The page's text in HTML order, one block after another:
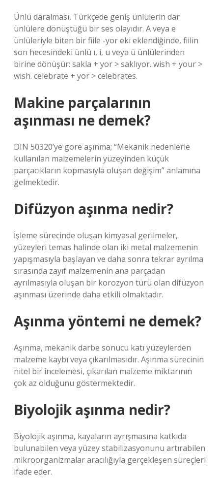
Ünlü daralması, Türkçede geniş ünlülerin dar
ünlülere dönüştüğü bir ses olayıdır. A veya e
ünlüleriyle biten bir fiile -yor eki eklendiğinde, fiilin
son hecesindeki ünlü ı, i, u veya ü ünlülerinden
birine dönüşür: sakla + yor > saklıyor. wish + your >
wish. celebrate + yor > celebrates.
Makine parçalarının
aşınması ne demek?
DIN 50320’ye göre aşınma; “Mekanik nedenlerle
kullanılan malzemelerin yüzeyinden küçük
parçacıkların kopmasıyla oluşan değişim” anlamına
gelmektedir.
Difüzyon aşınma nedir?
İşleme sürecinde oluşan kimyasal gerilmeler,
yüzeyleri temas halinde olan iki metal malzemenin
yapışmasıyla başlayan ve daha sonra tekrar ayrılma
sırasında zayıf malzemenin ana parçadan
ayrılmasıyla oluşan bir korozyon türü olan difüzyon
aşınması üzerinde daha etkili olmaktadır.
Aşınma yöntemi ne demek?
Aşınma, mekanik darbe sonucu katı yüzeylerden
malzeme kaybı veya çıkarılmasıdır. Aşınma sürecinin
nitel bir incelemesi, çıkarılan malzeme miktarının
çok az olduğunu göstermektedir.
Biyolojik aşınma nedir?
Biyolojik aşınma, kayaların ayrışmasına katkıda
bulunabilen veya yüzey stabilizasyonunu artırabilen
mikroorganizmalar aracılığıyla gerçekleşen süreçleri
ifade eder.